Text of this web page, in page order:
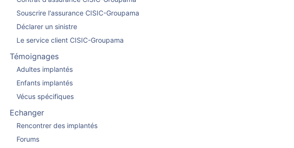
Souscrire l'assurance CISIC-Groupama
Déclarer un sinistre
Le service client CISIC-Groupama
Témoignages
Adultes implantés
Enfants implantés
Vécus spécifiques
Echanger
Rencontrer des implantés
Forums